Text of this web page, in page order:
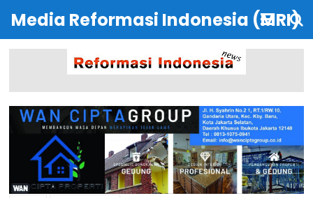
Media Reformasi Indonesia (MRI)